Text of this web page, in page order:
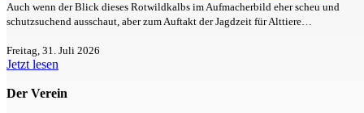
Auch wenn der Blick dieses Rotwildkalbs im Aufmacherbild eher scheu und
schutzsuchend ausschaut, aber zum Auftakt der Jagdzeit für Alttiere…
Freitag, 31. Juli 2026
Jetzt lesen
Der Verein